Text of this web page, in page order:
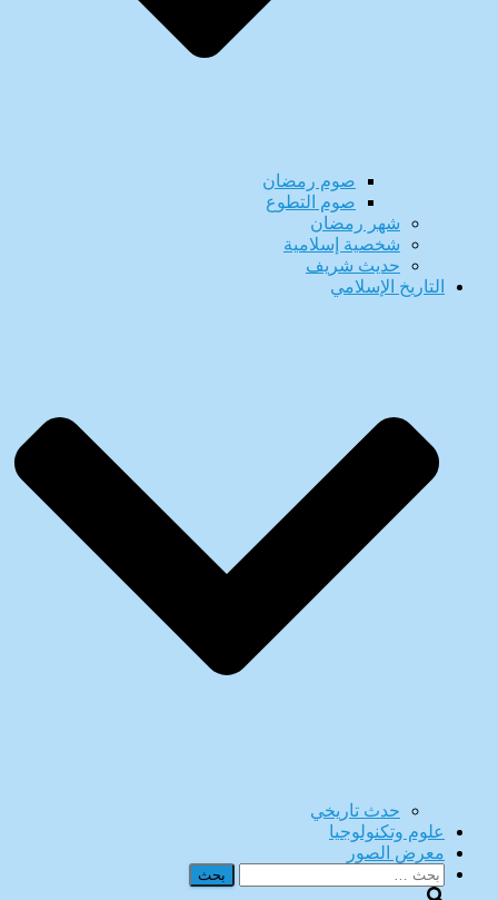
صوم رمضان
صوم التطوع
شهر رمضان
شخصية إسلامية
حديث شريف
التاريخ الإسلامي
حدث تاريخي
علوم وتكنولوجيا
معرض الصور
البحث
عن: